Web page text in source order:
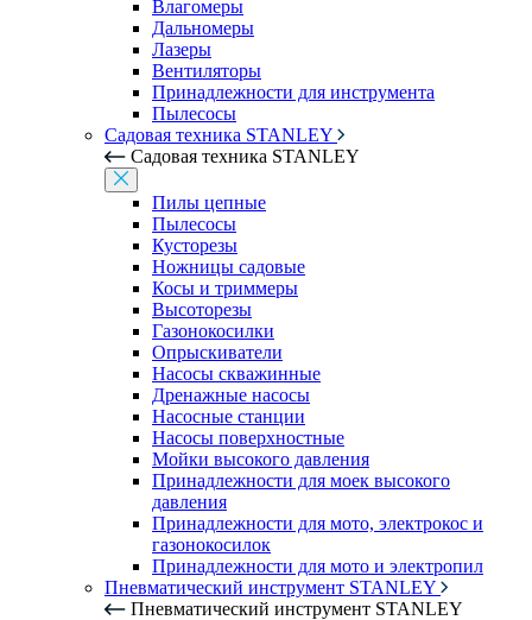
Влагомеры
Дальномеры
Лазеры
Вентиляторы
Принадлежности для инструмента
Пылесосы
Садовая техника STANLEY
Садовая техника STANLEY
Пилы цепные
Пылесосы
Кусторезы
Ножницы садовые
Косы и триммеры
Высоторезы
Газонокосилки
Опрыскиватели
Насосы скважинные
Дренажные насосы
Насосные станции
Насосы поверхностные
Мойки высокого давления
Принадлежности для моек высокого
давления
Принадлежности для мото, электрокос и
газонокосилок
Принадлежности для мото и электропил
Пневматический инструмент STANLEY
Пневматический инструмент STANLEY